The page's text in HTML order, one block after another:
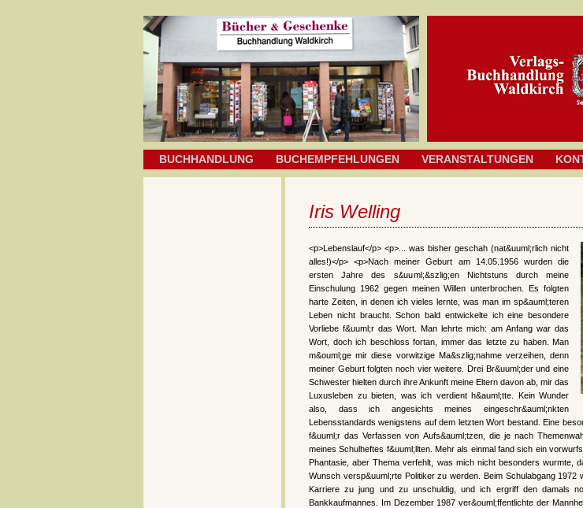
BUCHHANDLUNG BUCHEMPFEHLUNGEN VERANSTALTUNGEN
Iris Welling
<p>Lebenslauf</p> <p>... was bisher geschah (nat&uuml;rlich nicht
alles!)</p> <p>Nach meiner Geburt am 14.05.1956 wurden die
ersten Jahre des s&uuml;&szlig;en Nichtstuns durch meine
Einschulung 1962 gegen meinen Willen unterbrochen. Es folgten
harte Zeiten, in denen ich vieles lernte, was man im sp&auml;teren
Leben nicht braucht. Schon bald entwickelte ich eine besondere
Vorliebe f&uuml;r das Wort. Man lehrte mich: am Anfang war das
Wort, doch ich beschloss fortan, immer das letzte zu haben. Man
m&ouml;ge mir diese vorwitzige Ma&szlig;nahme verzeihen, denn
meiner Geburt folgten noch vier weitere. Drei Br&uuml;der und eine
Schwester hielten durch ihre Ankunft meine Eltern davon ab, mir das
Luxusleben zu bieten, was ich verdient h&auml;tte. Kein Wunder
also, dass ich angesichts meines eingeschr&auml;nkten
Lebensstandards wenigstens auf dem letzten Wort bestand. Eine
f&uuml;r das Verfassen von Aufs&auml;tzen, die je nach
meines Schulheftes f&uuml;llten. Mehr als einmal fand sich ein
Phantasie, aber Thema verfehlt, was mich nicht besonders wurmte,
Wunsch versp&uuml;rte Politiker zu werden. Beim Schulabgang 1972
Karriere zu jung und zu unschuldig, und ich ergriff den damals
Bankkaufmannes. Im Dezember 1987 ver&ouml;ffentlichte der